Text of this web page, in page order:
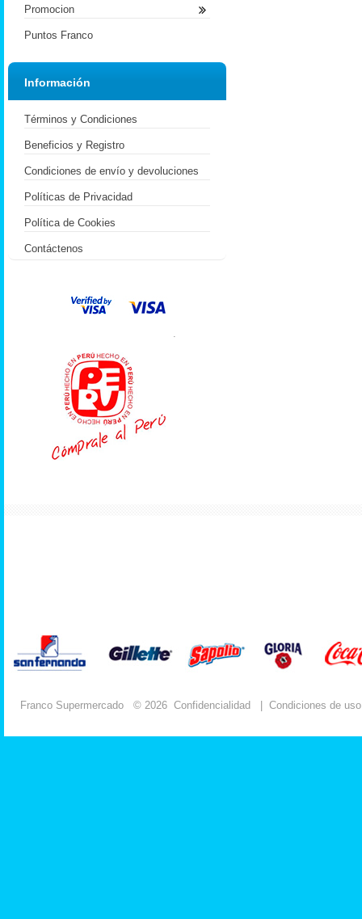
Promocion
Puntos Franco
Información
Términos y Condiciones
Beneficios y Registro
Condiciones de envío y devoluciones
Políticas de Privacidad
Política de Cookies
Contáctenos
.
Franco Supermercado © 2026 Confidencialidad Condiciones de uso